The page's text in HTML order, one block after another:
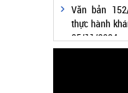
Văn bản
thực hành
25/11/2024